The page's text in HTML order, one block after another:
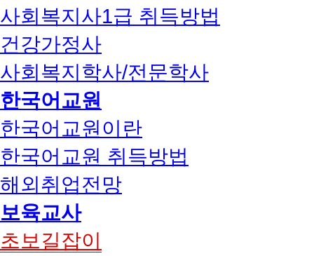
사회복지사1급 취득방법
건강가정사
사회복지학사/전문학사
한국어교원
한국어교원이란
한국어교원 취득방법
해외취업전망
보육교사
초보길잡이